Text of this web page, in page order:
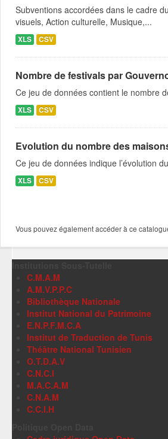
Subventions accordées dans le cadre
visuels, Action culturelle, Musique,...
XLS CSV
Nombre de festivals par
Ce jeu de données contient le nombre
XLS CSV
Evolution du nombre des
Ce jeu de données indique l’évolution
XLS CSV
Vous pouvez également accéder à ce
C.M.A.M
A.M.V.P.P.C
Bibliothèque Nationale
Institut National du Patrimoine
E.N.P.F.M.C.A
Institut de Traduction de Tunis
Théâtre National Tunisien
O.T.D.A.V
C.N.C.I
M.A.C.A.M
C.N.A.M
C.C.I.H